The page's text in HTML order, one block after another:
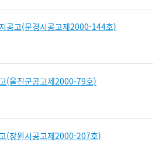
공고(문경시공고제2000-144호)
(울진군공고제2000-79호)
(창원시공고제2000-207호)